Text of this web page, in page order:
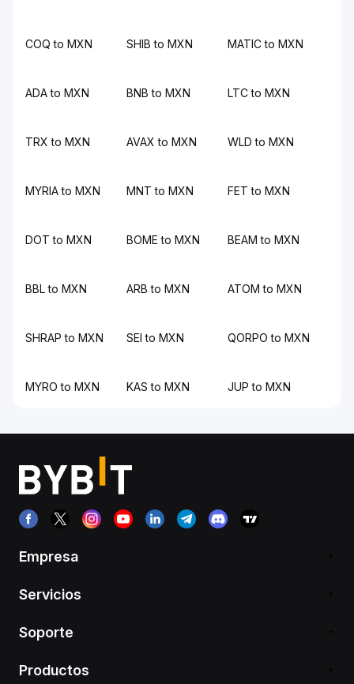
COQ to MXN SHIB to MXN MATIC to MXN
ADA to MXN BNB to MXN LTC to MXN
TRX to MXN AVAX to MXN WLD to MXN
MYRIA to MXN MNT to MXN FET to MXN
DOT to MXN BOME to MXN BEAM to MXN
BBL to MXN ARB to MXN ATOM to MXN
SHRAP to MXN SEI to MXN QORPO to MXN
MYRO to MXN KAS to MXN JUP to MXN
Empresa
Servicios
Soporte
Productos